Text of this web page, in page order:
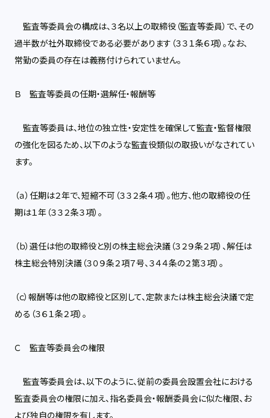
監査等委員会の構成は、３名以上の取締役（監査等委員）で、その
過半数が社外取締役である必要があります（３３１条６項）。なお、
常勤の委員の存在は義務付けられていません。
Ｂ 監査等委員の任期・選解任・報酬等
監査等委員は、地位の独立性・安定性を確保して監査・監督権限
の強化を図るため、以下のような監査役類似の取扱いがなされてい
ます。
（ａ）任期は２年で、短縮不可（３３２条４項）。他方、他の取締役の任
期は１年（３３２条３項）。
（ｂ）選任は他の取締役と別の株主総会決議（３２９条２項）、解任は
株主総会特別決議（３０９条２項７号、３４４条の２第３項）。
（ｃ）報酬等は他の取締役と区別して、定款または株主総会決議で定
める（３６１条２項）。
Ｃ 監査等委員会の権限
監査等委員会は、以下のように、従前の委員会設置会社における
監査委員会の権限に加え、指名委員会・報酬委員会に似た権限、お